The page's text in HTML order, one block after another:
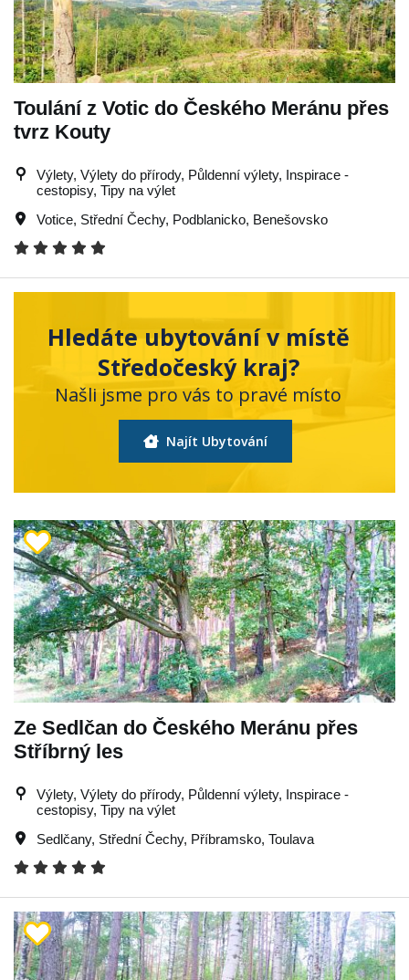
Toulání z Votic do Českého Meránu přes
tvrz Kouty
Výlety, Výlety do přírody, Půldenní výlety, Inspirace -
cestopisy, Tipy na výlet
Votice, Střední Čechy, Podblanicko, Benešovsko
Hledáte ubytování v místě
Středočeský kraj?
Našli jsme pro vás to pravé místo
Najít Ubytování
Ze Sedlčan do Českého Meránu přes
Stříbrný les
Výlety, Výlety do přírody, Půldenní výlety, Inspirace -
cestopisy, Tipy na výlet
Sedlčany, Střední Čechy, Příbramsko, Toulava